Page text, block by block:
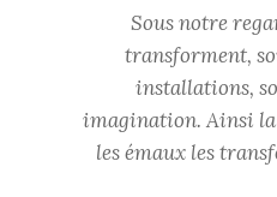
Sous notre
transforment,
installations,
imagination. Ainsi
les émaux les